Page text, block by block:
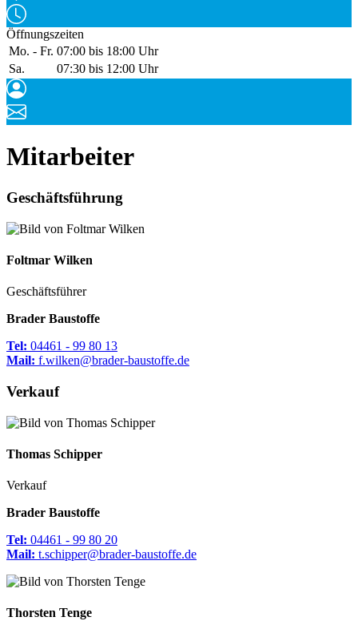
Öffnungszeiten
Mo. - Fr. 07:00 bis 18:00 Uhr
Sa.
07:30 bis 12:00 Uhr
Mitarbeiter
Geschäftsführung
Foltmar Wilken
Geschäftsführer
Brader Baustoffe
Tel: 04461 - 99 80 13
Mail: f.wilken@brader-baustoffe.de
Verkauf
Thomas Schipper
Verkauf
Brader Baustoffe
Tel: 04461 - 99 80 20
Mail: t.schipper@brader-baustoffe.de
Thorsten Tenge